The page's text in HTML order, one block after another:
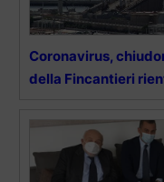
Coronavirus,
della Fincantieri